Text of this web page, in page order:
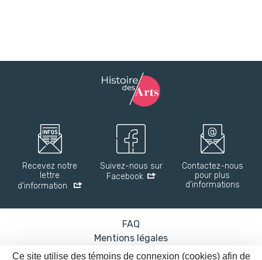
Recevez notre
lettre
d'information
Suivez-nous sur
Facebook
Contactez-nous
pour plus
d'informations
FAQ
Mentions légales
Accessibilité : partiellement conforme
Ce site utilise des témoins de connexion (cookies) afin de